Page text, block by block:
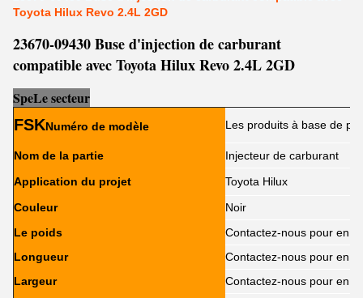
Toyota Hilux Revo 2.4L 2GD
23670-09430 Buse d'injection de carburant
compatible avec Toyota Hilux Revo 2.4L 2GD
SpeLe secteur
FSKNuméro de modèle Les produits à base de
Nom de la partie
Injecteur de carburant
Application du projet
Toyota Hilux
Couleur
Noir
Le poids
Contactez-nous pour en
Longueur
Contactez-nous pour en
Largeur
Contactez-nous pour en